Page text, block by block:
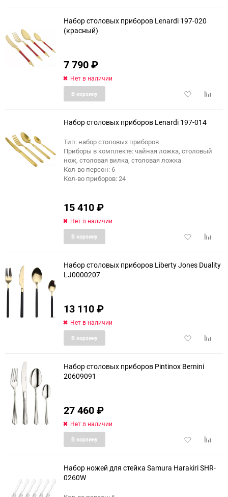
Набор столовых приборов Lenardi 197-020
(красный)
7 790₽
Нет в наличии
Добавить
В корзину
Набор столовых приборов Lenardi 197-014
Тип: набор столовых приборов
Приборы в комплекте: чайная ложка, столовый
нож, столовая вилка, столовая ложка
Кол-во персон: 6
Кол-во приборов: 24
15 410₽
Нет в наличии
Добавить
В корзину
Набор столовых приборов Liberty Jones Duality
LJ0000207
13 110₽
Нет в наличии
Добавить
В корзину
Набор столовых приборов Pintinox Bernini
20609091
27 460₽
Нет в наличии
Добавить
В корзину
Набор ножей для стейка Samura Harakiri SHR-
0260W